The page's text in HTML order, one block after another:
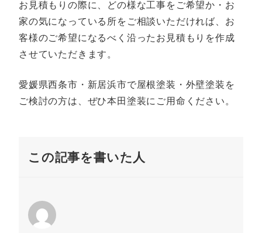
お見積もりの際に、どの様な工事をご希望か・お
家の気になっている所をご相談いただければ、お
客様のご希望になるべく沿ったお見積もりを作成
させていただきます。
愛媛県西条市・新居浜市で屋根塗装・外壁塗装を
ご検討の方は、ぜひ本田塗装にご用命ください。
この記事を書いた人